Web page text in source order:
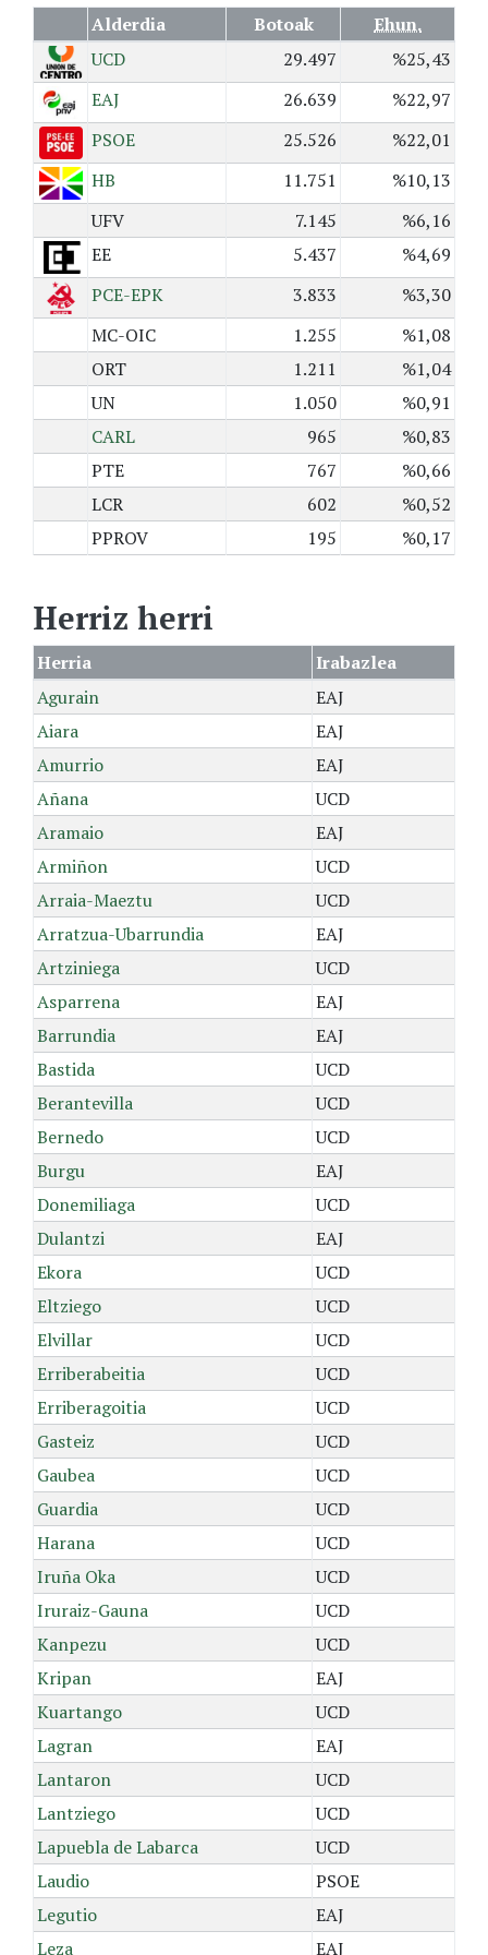
Alderdia Botoak
Ehun.
UCD
29.497
%25,43
EAJ
26.639
%22,97
PSOE
25.526
%22,01
HB
11.751
%10,13
UFV
7.145
%6,16
EE
5.437
%4,69
PCE-EPK
3.833
%3,30
MC-OIC
1.255
%1,08
ORT
1.211
%1,04
UN
1.050
%0,91
CARL
965
%0,83
PTE
767
%0,66
LCR
602
%0,52
PPROV
195 %0,17
Herriz herri
Herria
Irabazlea
Agurain
EAJ
Aiara
EAJ
Amurrio
EAJ
Añana
UCD
Aramaio
EAJ
Armiñon
UCD
Arraia-Maeztu
UCD
Arratzua-Ubarrundia
EAJ
Artziniega
UCD
Asparrena
EAJ
Barrundia
EAJ
Bastida
UCD
Berantevilla
UCD
Bernedo
UCD
Burgu
EAJ
Donemiliaga
UCD
Dulantzi
EAJ
Ekora
UCD
Eltziego
UCD
Elvillar
UCD
Erriberabeitia
UCD
Erriberagoitia
UCD
Gasteiz
UCD
Gaubea
UCD
Guardia
UCD
Harana
UCD
Iruña Oka
UCD
Iruraiz-Gauna
UCD
Kanpezu
UCD
Kripan
EAJ
Kuartango
UCD
Lagran
EAJ
Lantaron
UCD
Lantziego
UCD
Lapuebla de Labarca
UCD
Laudio
PSOE
Legutio
EAJ
Leza
EAJ